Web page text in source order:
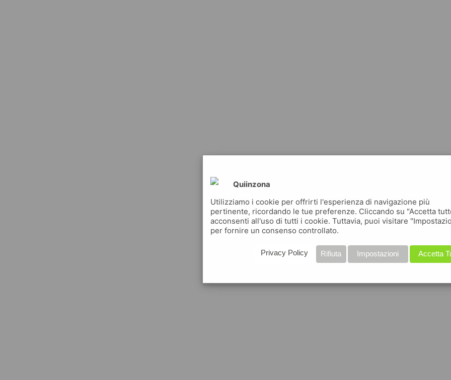
Quiinzona
Utilizziamo i cookie per offrirti l'esperienza di navigazione più
pertinente, ricordando le tue preferenze. Cliccando su "Accetta
acconsenti all'uso di tutti i cookie. Tuttavia, puoi visitare
per fornire un consenso controllato.
Accetta
Impostazioni
Rifiuta
Privacy Policy